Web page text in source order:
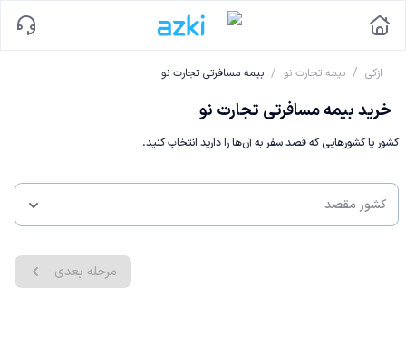
ازکی / بیمه تجارت نو / بیمه مسافرتی تجارت نو
خرید بیمه مسافرتی تجارت نو
کشور یا کشورهایی که قصد سفر به آن‌ها را دارید انتخاب کنید.
کشور مقصد
مرحله بعدی